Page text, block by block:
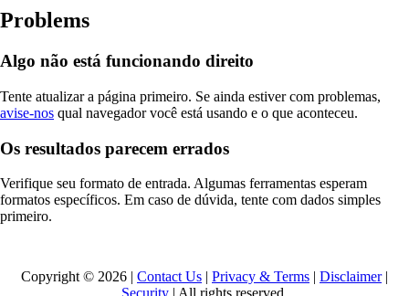
Problems
Algo não está funcionando direito
Tente atualizar a página primeiro. Se ainda estiver com problemas,
avise-nos qual navegador você está usando e o que aconteceu.
Os resultados parecem errados
Verifique seu formato de entrada. Algumas ferramentas esperam
formatos específicos. Em caso de dúvida, tente com dados simples
primeiro.
Copyright © 2026 | Contact Us | Privacy & Terms | Disclaimer|